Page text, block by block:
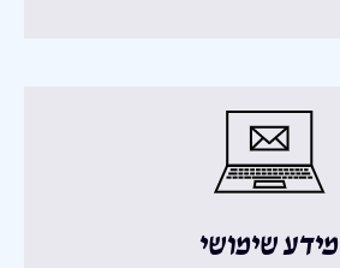
מידע שימושי